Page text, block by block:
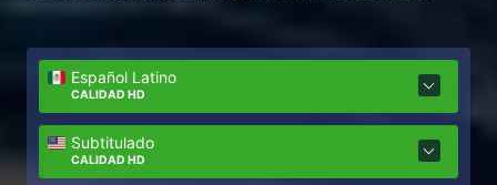
Español Latino
CALIDAD HD
Subtitulado
CALIDAD HD